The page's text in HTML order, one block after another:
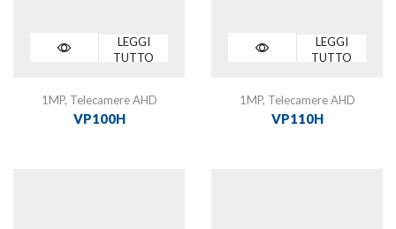
LEGGI
TUTTO
1MP, Telecamere AHD
VP100H
LEGGI
TUTTO
1MP, Telecamere AHD
VP110H